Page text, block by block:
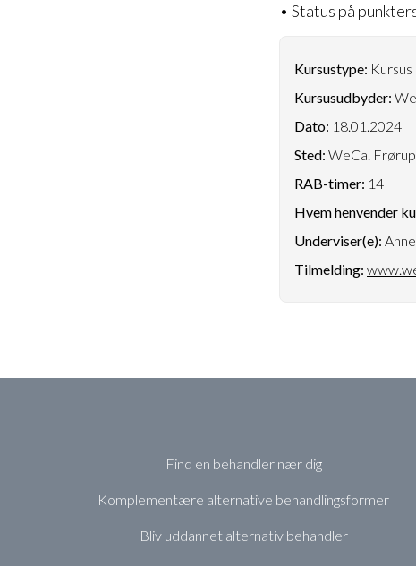
• Status på
Kursustype:
Kursusudbyder:
Dato: 18.01.2024
Sted: WeCa.
RAB-timer: 14
Hvem henvender
Underviser(e):
Tilmelding:
Find en behandler nær dig
Komplementære alternative behandlingsformer
Bliv uddannet alternativ behandler